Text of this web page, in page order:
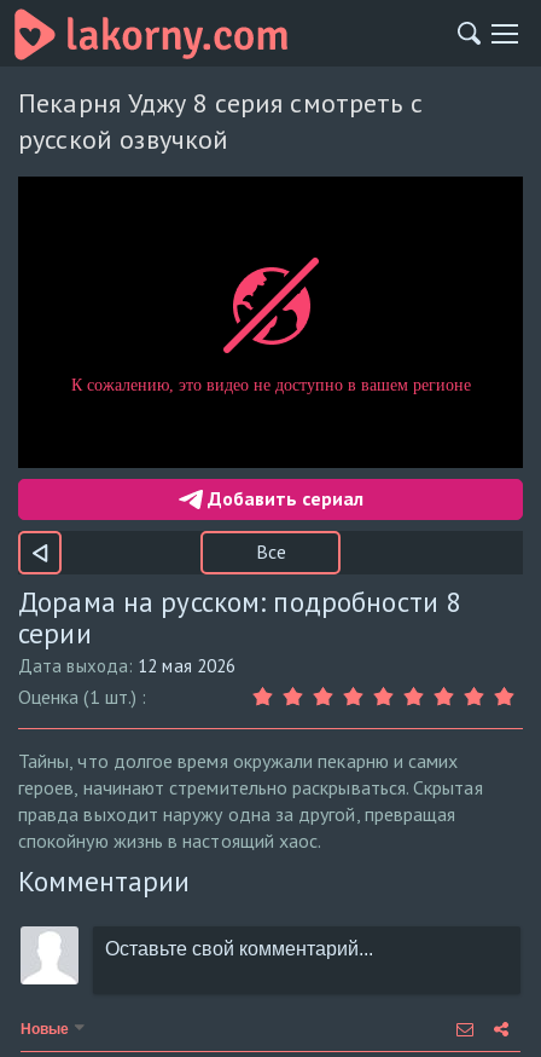
Пекарня Уджу 8 серия смотреть с
русской озвучкой
Добавить сериал
Все
Дорама на русском: подробности 8
серии
Дата выхода: 12 мая 2026
Оценка (1 шт.) :
Тайны, что долгое время окружали пекарню и самих
героев, начинают стремительно раскрываться. Скрытая
правда выходит наружу одна за другой, превращая
спокойную жизнь в настоящий хаос.
Комментарии
Новые